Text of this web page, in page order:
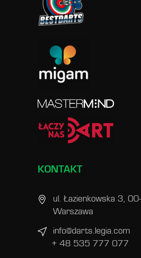
KONTAKT
ul. Łazienkowska 3,
Warszawa
info@darts.legia.com
+ 48 535 777 077